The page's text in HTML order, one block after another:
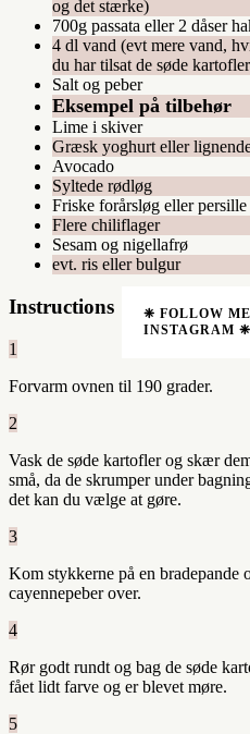
og det stærke)
700g passata eller 2 dåser
4 dl vand (evt mere vand,
du har tilsat de søde
Salt og peber
Eksempel på tilbehør
Lime i skiver
Græsk yoghurt eller
Avocado
Syltede rødløg
Friske forårsløg eller persille
Flere chiliflager
Sesam og nigellafrø
evt. ris eller bulgur
Instructions
1
Forvarm ovnen til 190 grader.
2
Vask de søde kartofler og skær
små, da de skrumper under
det kan du vælge at gøre.
3
Kom stykkerne på en bradepande
cayennepeber over.
4
Rør godt rundt og bag de søde
fået lidt farve og er blevet møre.
5
❈ FOLLOW
INSTAGRAM ❈